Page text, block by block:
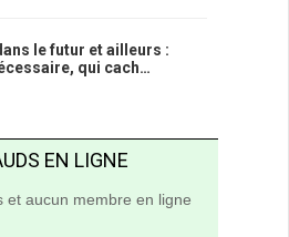
le futur et ailleurs :
qui cach…
EN LIGNE
et aucun membre en ligne